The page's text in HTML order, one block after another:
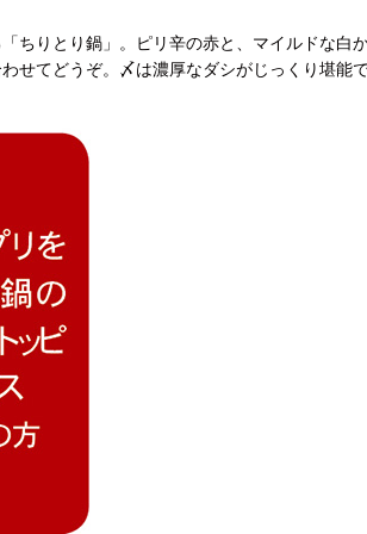
ちりとり鍋」。ピリ辛の赤と、マイルドな白
せてどうぞ。〆は濃厚なダシがじっくり堪能